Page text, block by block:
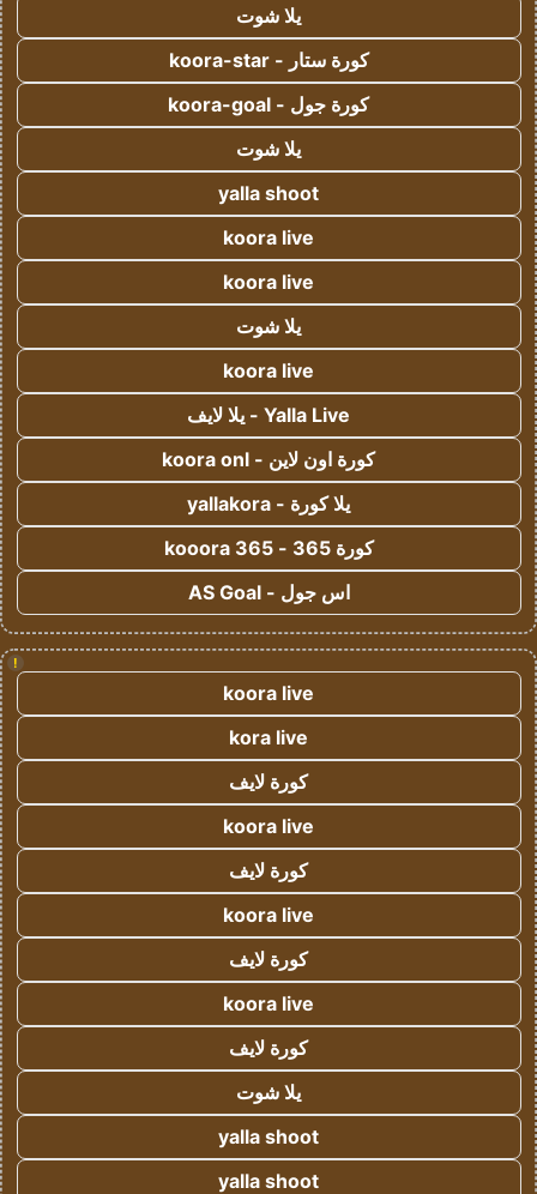
يلا شوت
كورة ستار - koora-star
كورة جول - koora-goal
يلا شوت
yalla shoot
koora live
koora live
يلا شوت
koora live
Yalla Live - يلا لايف
كورة اون لاين - koora onl
يلا كورة - yallakora
كورة 365 - kooora 365
اس جول - AS Goal
!
koora live
kora live
كورة لايف
koora live
كورة لايف
koora live
كورة لايف
koora live
كورة لايف
يلا شوت
yalla shoot
yalla shoot